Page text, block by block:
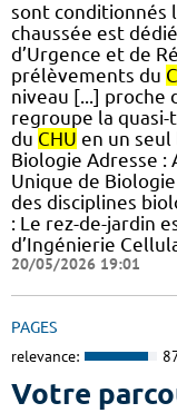
sont conditionnés
chaussée est
d’Urgence et de
prélèvements du
niveau [...] proche
regroupe la
du CHU en un seul
Biologie Adresse :
Unique de
des disciplines
: Le rez-de-jardin
d’Ingénierie
20/05/2026 19:01
PAGES
relevance:
Votre